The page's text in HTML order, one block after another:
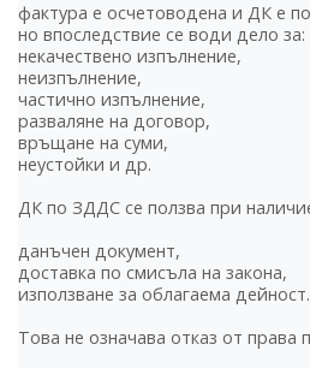
фактура е осчетоводена и ДК е
но впоследствие се води дело за:
некачествено изпълнение,
неизпълнение,
частично изпълнение,
разваляне на договор,
връщане на суми,
неустойки и др.
ДК по ЗДДС се ползва при
данъчен документ,
доставка по смисъла на закона,
използване за облагаема дейност.
Това не означава отказ от права